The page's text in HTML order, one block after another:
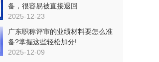
备，很容易被直接退回
2025-12-23
广东职称评审的业绩材料要怎么准
备?掌握这些轻松加分!
2025-12-09